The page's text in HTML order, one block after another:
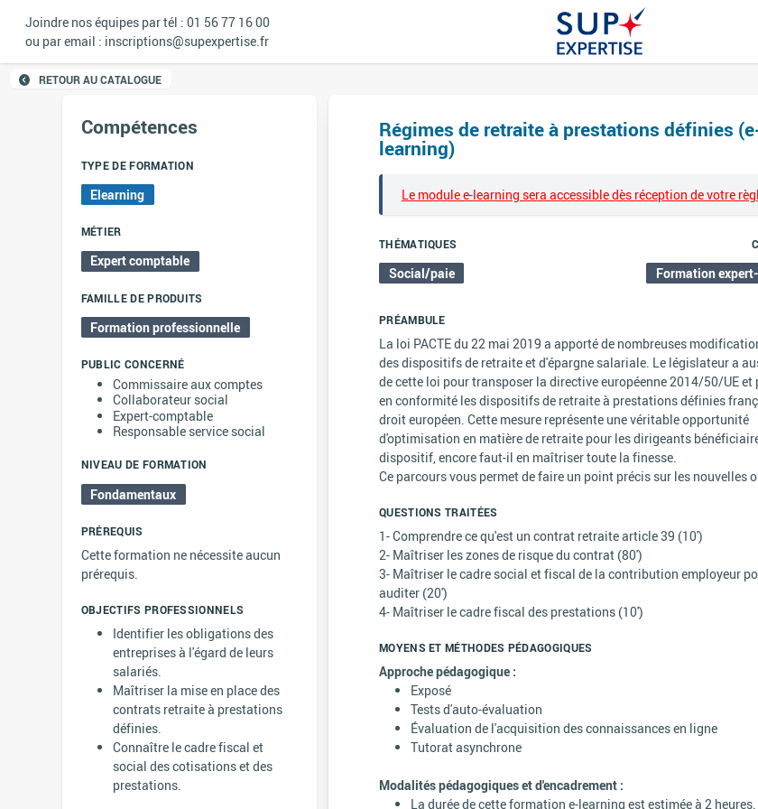
Joindre nos équipes par tél : 01 56 77 16 00
ou par email : inscriptions@supexpertise.fr
RETOUR AU CATALOGUE
Compétences
TYPE DE FORMATION
Elearning
MÉTIER
Expert comptable
FAMILLE DE PRODUITS
Formation professionnelle
PUBLIC CONCERNÉ
Commissaire aux comptes
Collaborateur social
Expert-comptable
Responsable service social
NIVEAU DE FORMATION
Fondamentaux
PRÉREQUIS
Cette formation ne nécessite aucun
prérequis.
OBJECTIFS PROFESSIONNELS
Identifier les obligations des
entreprises à l'égard de leurs
salariés.
Maîtriser la mise en place des
contrats retraite à prestations
définies.
Connaître le cadre fiscal et
social des cotisations et des
prestations.
Régimes de retraite à prestations définies
learning)
Le module e-learning sera accessible dès réception de votre
THÉMATIQUES
Social/paie Formation
PRÉAMBULE
La loi PACTE du 22 mai 2019 a apporté de nombreuses
des dispositifs de retraite et d'épargne salariale. Le législateur a
de cette loi pour transposer la directive européenne 2014/50/UE et
en conformité les dispositifs de retraite à prestations définies
droit européen. Cette mesure représente une véritable opportunité
d'optimisation en matière de retraite pour les dirigeants
dispositif, encore faut-il en maîtriser toute la finesse.
Ce parcours vous permet de faire un point précis sur les nouvelles
QUESTIONS TRAITÉES
1- Comprendre ce qu'est un contrat retraite article 39 (10')
2- Maîtriser les zones de risque du contrat (80')
3- Maîtriser le cadre social et fiscal de la contribution employeur
auditer (20')
4- Maîtriser le cadre fiscal des prestations (10')
MOYENS ET MÉTHODES PÉDAGOGIQUES
Approche pédagogique :
Exposé
Tests d'auto-évaluation
Évaluation de l'acquisition des connaissances en ligne
Tutorat asynchrone
Modalités pédagogiques et d'encadrement :
La durée de cette formation e-learning est estimée à 2 heures.